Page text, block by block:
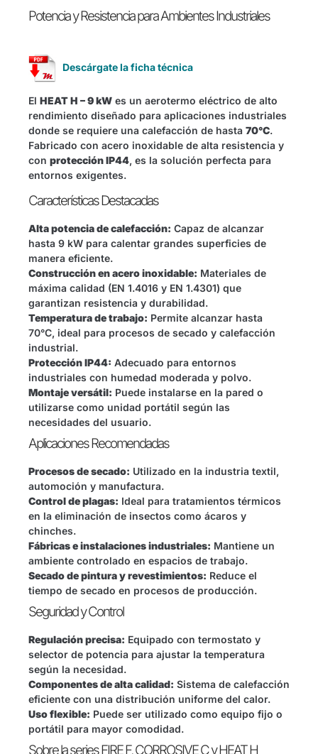
Potencia y Resistencia para Ambientes Industriales
Descárgate la ficha técnica
El HEAT H – 9 kW es un aerotermo eléctrico de alto
rendimiento diseñado para aplicaciones industriales
donde se requiere una calefacción de hasta 70°C.
Fabricado con acero inoxidable de alta resistencia y
con protección IP44, es la solución perfecta para
entornos exigentes.
Características Destacadas
Alta potencia de calefacción: Capaz de alcanzar
hasta 9 kW para calentar grandes superficies de
manera eficiente.
Construcción en acero inoxidable: Materiales de
máxima calidad (EN 1.4016 y EN 1.4301) que
garantizan resistencia y durabilidad.
Temperatura de trabajo: Permite alcanzar hasta
70°C, ideal para procesos de secado y calefacción
industrial.
Protección IP44: Adecuado para entornos
industriales con humedad moderada y polvo.
Montaje versátil: Puede instalarse en la pared o
utilizarse como unidad portátil según las
necesidades del usuario.
Aplicaciones Recomendadas
Procesos de secado: Utilizado en la industria textil,
automoción y manufactura.
Control de plagas: Ideal para tratamientos térmicos
en la eliminación de insectos como ácaros y
chinches.
Fábricas e instalaciones industriales: Mantiene un
ambiente controlado en espacios de trabajo.
Secado de pintura y revestimientos: Reduce el
tiempo de secado en procesos de producción.
Seguridad y Control
Regulación precisa: Equipado con termostato y
selector de potencia para ajustar la temperatura
según la necesidad.
Componentes de alta calidad: Sistema de calefacción
eficiente con una distribución uniforme del calor.
Uso flexible: Puede ser utilizado como equipo fijo o
portátil para mayor comodidad.
Sobre la series FIRE F, CORROSIVE C y HEAT H